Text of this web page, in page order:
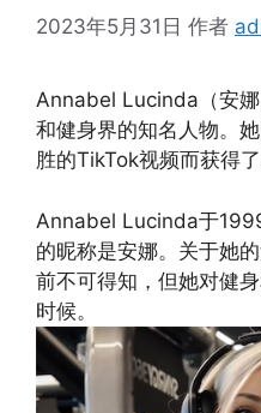
2023年5月31日 作者
Annabel Lucinda（安娜
和健身界的知名人物。
胜的TikTok视频而获得了
Annabel Lucinda于
的昵称是安娜。关于她
前不可得知，但她对健
时候。